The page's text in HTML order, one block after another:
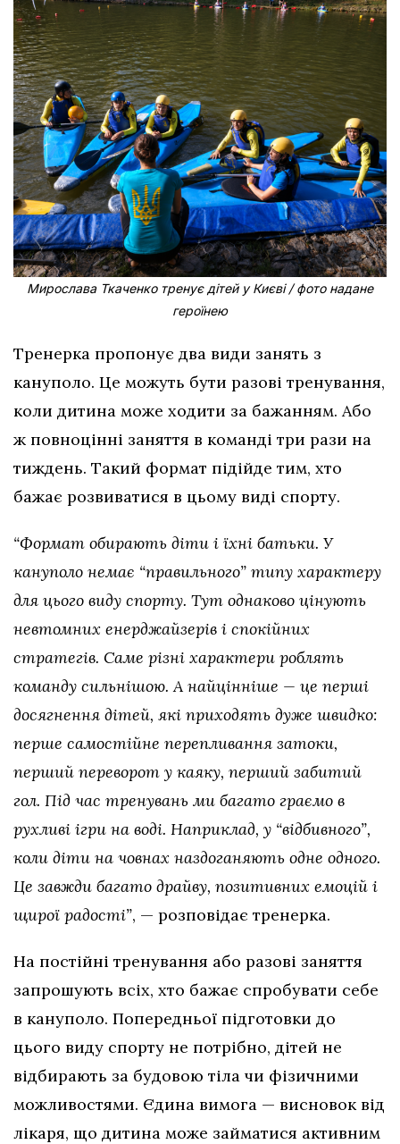
Мирослава Ткаченко тренує дітей у Києві / фото надане
героїнею
Тренерка пропонує два види занять з
кануполо. Це можуть бути разові тренування,
коли дитина може ходити за бажанням. Або
ж повноцінні заняття в команді три рази на
тиждень. Такий формат підійде тим, хто
бажає розвиватися в цьому виді спорту.
“Формат обирають діти і їхні батьки. У
кануполо немає “правильного” типу характеру
для цього виду спорту. Тут однаково цінують
невтомних енерджайзерів і спокійних
стратегів. Саме різні характери роблять
команду сильнішою. А найцінніше — це перші
досягнення дітей, які приходять дуже швидко:
перше самостійне перепливання затоки,
перший переворот у каяку, перший забитий
гол. Під час тренувань ми багато граємо в
рухливі ігри на воді. Наприклад, у “відбивного”,
коли діти на човнах наздоганяють одне одного.
Це завжди багато драйву, позитивних емоцій і
щирої радості”, — розповідає тренерка.
На постійні тренування або разові заняття
запрошують всіх, хто бажає спробувати себе
в кануполо. Попередньої підготовки до
цього виду спорту не потрібно, дітей не
відбирають за будовою тіла чи фізичними
можливостями. Єдина вимога — висновок від
лікаря, що дитина може займатися активним